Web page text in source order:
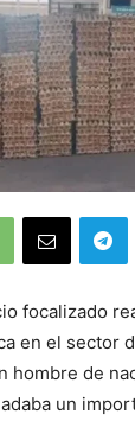
focalizado
en el sector
hombre de
un